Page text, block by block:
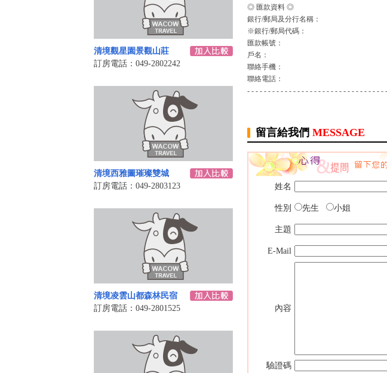
清境觀星園景觀山莊
訂房電話：049-2802242
清境西雅圖璀璨雙城
訂房電話：049-2803123
清境凌雲山都森林民宿
訂房電話：049-2801525
◎ 匯款資料 ◎
銀行/郵局及分行名稱：
※銀行/郵局代碼：
匯款帳號：
戶名：
聯絡手機：
聯絡電話：
- - - - - - - - - - - - - - - - - - - - - - - - - - - - - - - -
留言給我們 MESSAGE
姓名
性別 先生 小姐
主題
E-Mail
內容
驗證碼